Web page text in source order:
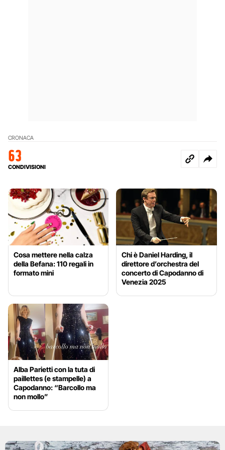
CRONACA
63
CONDIVISIONI
Cosa mettere nella calza
della Befana: 110 regali in
formato mini
Chi è Daniel Harding, il
direttore d’orchestra del
concerto di Capodanno di
Venezia 2025
Alba Parietti con la tuta di
paillettes (e stampelle) a
Capodanno: “Barcollo ma
non mollo”